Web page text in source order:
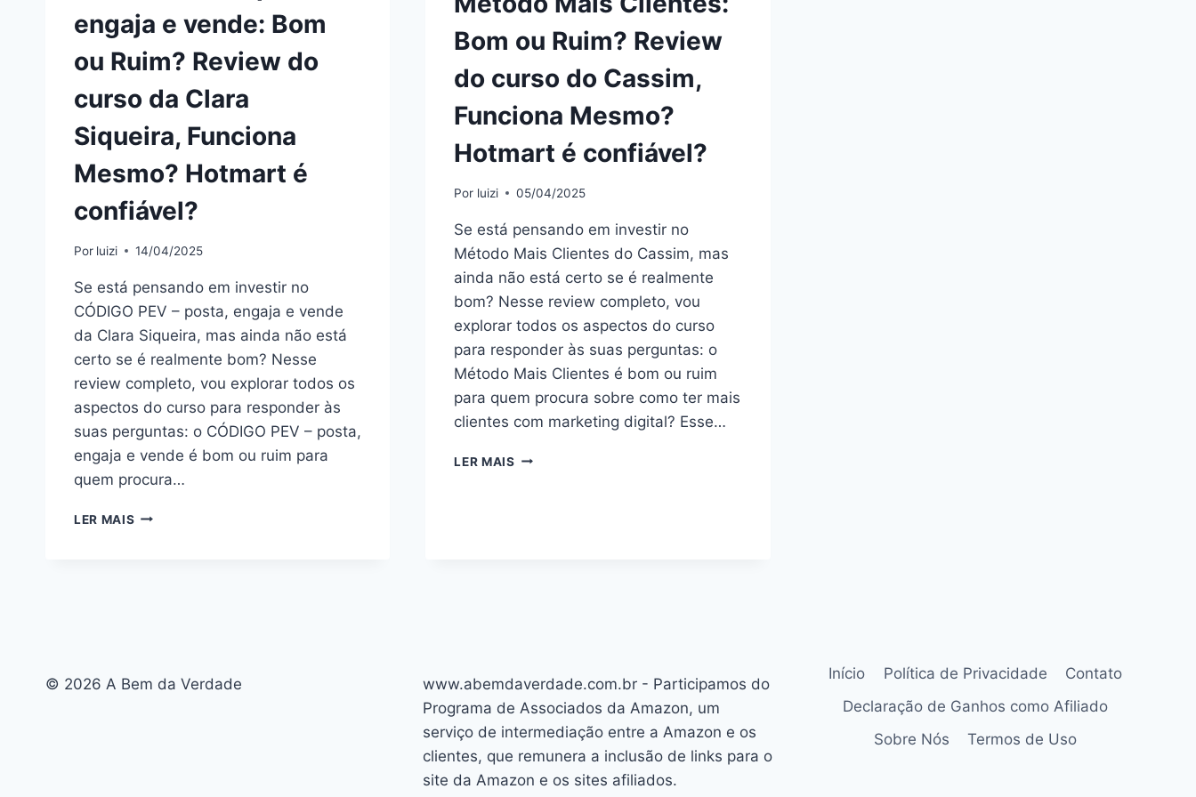
engaja e vende: Bom
ou Ruim? Review do
curso da Clara
Siqueira, Funciona
Mesmo? Hotmart é
confiável?
Por luizi 14/04/2025
Se está pensando em investir no
CÓDIGO PEV – posta, engaja e vende
da Clara Siqueira, mas ainda não está
certo se é realmente bom? Nesse
review completo, vou explorar todos os
aspectos do curso para responder às
suas perguntas: o CÓDIGO PEV – posta,
engaja e vende é bom ou ruim para
quem procura…
LER MAIS CÓDIGO
RUIM?
Bom ou Ruim? Review
do curso do Cassim,
Funciona Mesmo?
Hotmart é confiável?
Por luizi 05/04/2025
Se está pensando em investir no
Método Mais Clientes do Cassim, mas
ainda não está certo se é realmente
bom? Nesse review completo, vou
explorar todos os aspectos do curso
para responder às suas perguntas: o
Método Mais Clientes é bom ou ruim
para quem procura sobre como ter mais
clientes com marketing digital? Esse…
LER MAIS MÉTODO
MESMO?
HOTMART
É
CONFIÁVEL?
© 2026 A Bem da Verdade
www.abemdaverdade.com.br - Participamos do
Programa de Associados da Amazon, um
serviço de intermediação entre a Amazon e os
clientes, que remunera a inclusão de links para o
site da Amazon e os sites afiliados.
Início Política de Privacidade
Contato
Declaração de Ganhos como Afiliado
Sobre Nós
Termos de Uso